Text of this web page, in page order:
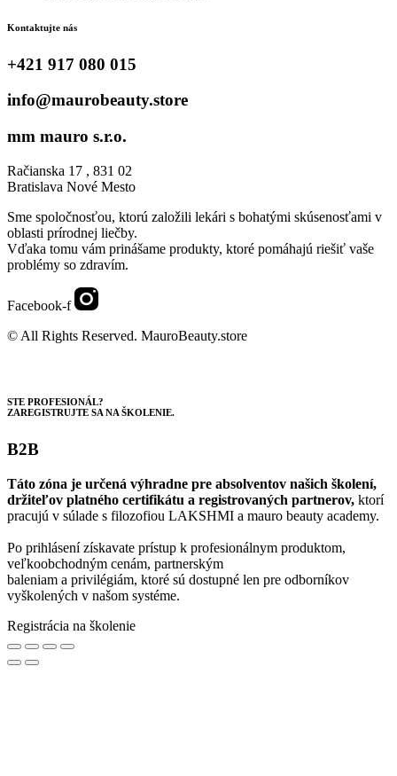
Kontaktujte nás
+421 917 080 015
info@maurobeauty.store
mm mauro s.r.o.
Račianska 17 , 831 02
Bratislava Nové Mesto
Sme spoločnosťou, ktorú založili lekári s bohatými skúsenosťami v
oblasti prírodnej liečby.
Vďaka tomu vám prinášame produkty, ktoré pomáhajú riešiť vaše
problémy so zdravím.
Facebook-f
© All Rights Reserved. MauroBeauty.store
STE PROFESIONÁL?
ZAREGISTRUJTE SA NA ŠKOLENIE.
B2B
Táto zóna je určená výhradne pre absolventov našich školení,
držiteľov platného certifikátu a registrovaných partnerov, ktorí
pracujú v súlade s filozofiou LAKSHMI a mauro beauty academy.
Po prihlásení získavate prístup k profesionálnym produktom,
veľkoobchodným cenám, partnerským
baleniam a privilégiám, ktoré sú dostupné len pre odborníkov
vyškolených v našom systéme.
Registrácia na školenie